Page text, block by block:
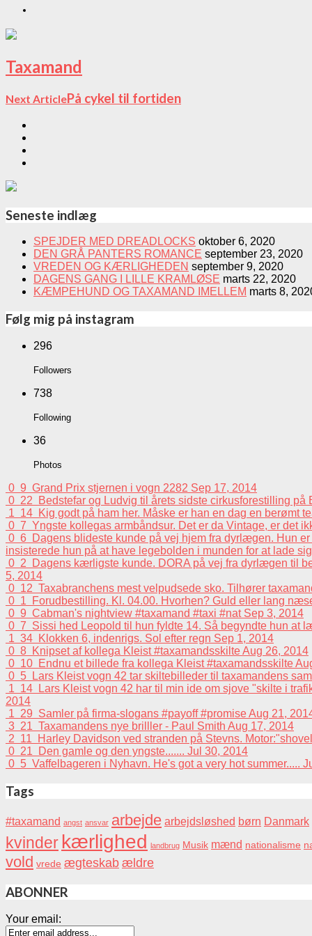
Taxamand
Next ArticlePå cykel til fortiden
Seneste indlæg
SPEJDER MED DREADLOCKS oktober 6, 2020
DEN GRÅ PANTERS ROMANCE september 23, 2020
VREDEN OG KÆRLIGHEDEN september 9, 2020
DAGENS GANG I LILLE KRAMLØSE marts 22, 2020
KÆMPEHUND OG TAXAMAND IMELLEM marts 8,
Følg mig på instagram
296
Followers
738
Following
36
Photos
0 9 Grand Prix stjernen i vogn 2282 Sep 17, 2014
0 22
Bedstefar og Ludvig til årets sidste cirkusforestilling
1 14 Kig godt på ham her. Måske er han en dag en berømt
0 7 Yngste kollegas armbåndsur. Det er da Vintage, er det
0 6 Dagens blideste kunde på vej hjem fra dyrlægen. Hun
insisterede hun på at have legebolden i munden for at lade
0 2
Dagens kærligste kunde. DORA på vej fra dyrlægen til
5, 2014
0 12 Taxabranchens mest velpudsede sko. Tilhører
0 1
Forudbestilling. Kl. 04.00. Hvorhen? Guld eller lang
0 9 Cabman's nightview #taxamand #taxi #nat Sep 3, 2014
0 7 Sissi hed Leopold til hun fyldte 14. Så begyndte hun at
1 34 Klokken 6, indenrigs. Sol efter regn Sep 1, 2014
0 8 Knipset af kollega Kleist #taxamandsskilteAug 26, 2014
0 10 Endnu et billede fra kollega Kleist #taxamandsskilte
0 5
Lars Kleist vogn 42 tar skiltebilleder til taxamandens
1 14
Lars Kleist vogn 42 har til min ide om sjove "skilte i
2014
1 29 Samler på firma-slogans #payoff #promiseAug 21,
3 21 Taxamandens nye brilller - Paul Smith Aug 17, 2014
2 11
Harley Davidson ved stranden på Stevns.
0 21 Den gamle og den yngste....... Jul 30, 2014
0 5 Vaffelbageren i Nyhavn. He's got a very hot summer.....
Tags
#taxamand angst ansvar arbejde arbejdsløshed børn Danmark
kvinder kærlighed landbrug Musik mænd nationalisme
vold vrede ægteskabældre
ABONNER
Your email: